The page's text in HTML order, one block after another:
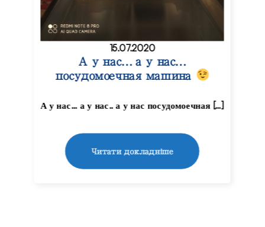
15.07.2020
А у нас… а у нас…
посудомоечная машина
А у нас… а у нас.. а у нас посудомоечная […]
Читати докладніше